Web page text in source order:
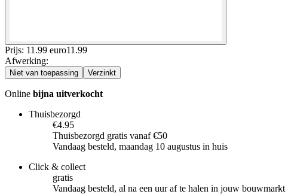
Prijs: 11.99 euro11 .99
Afwerking:
Niet van toepassing Verzinkt
Online bijna uitverkocht
Thuisbezorgd
€4.95
Thuisbezorgd gratis vanaf €50
Vandaag besteld, maandag 10 augustus in huis
Click & collect
gratis
Vandaag besteld, al na een uur af te halen in jouw bouwmarkt